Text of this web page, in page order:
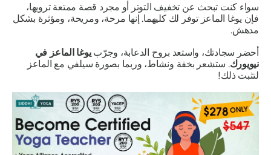
سواء كنت تبحث عن تخفيف التوتر أو مجرد قصة ممتعة ترويها،
فإن يوغا الماعز توفر لك كليهما. إنها مرحة، ومريحة، ومؤثرة بشكل
مدهش.
أحضر سجادتك، واستعد بروح الدعابة، وجرّبيوغا الماعز في
نيويورك. ستشعر بخفة ونشاط، وربما بصورة سيلفي مع الماعز
لتثبت ذلك!